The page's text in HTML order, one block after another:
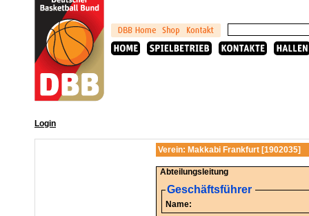
Login
Verein: Makkabi Frankfurt [1902035]
Abteilungsleitung
Geschäftsführer
Name: